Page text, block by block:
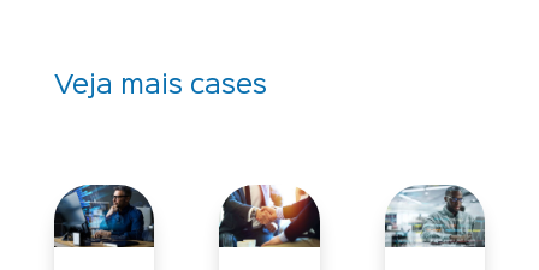
Veja mais cases